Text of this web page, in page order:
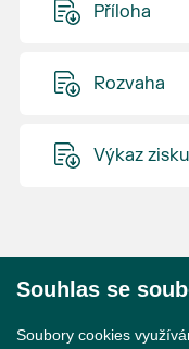
Příloha
Rozvaha
Výkaz
Souhlas se
Soubory cookies